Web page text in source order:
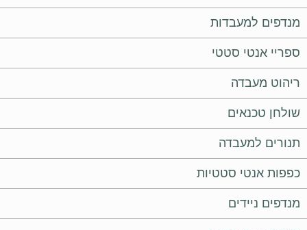
מנדפים למעבדות
ספריי אנטי סטטי
ריהוט מעבדה
שולחן טכנאים
תנורים למעבדה
כפפות אנטי סטטיות
מנדפים ניידים